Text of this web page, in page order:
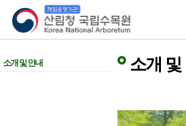
산림청 국립수목원
소개 및 안내 소개 및